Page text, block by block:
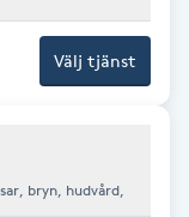
Välj tjänst
bryn, hudvård,